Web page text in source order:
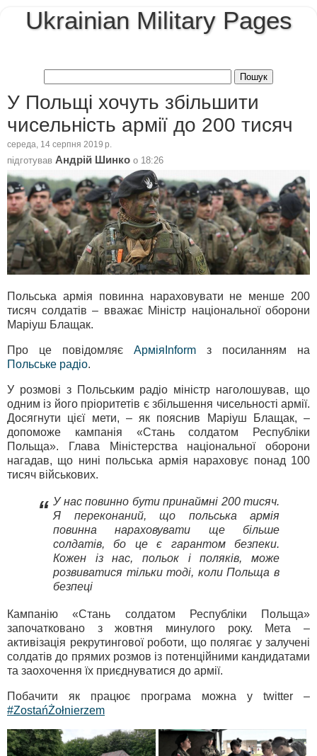
Ukrainian Military Pages
У Польщі хочуть збільшити
чисельність армії до 200 тисяч
середа, 14 серпня 2019 р.
підготував Андрій Шинко о 18:26
Польська армія повинна нараховувати не менше 200
тисяч солдатів – вважає Міністр національної оборони
Маріуш Блащак.
Про це повідомляє АрміяInform з посиланням на
Польське радіо.
У розмові з Польським радіо міністр наголошував, що
одним із його пріоритетів є збільшення чисельності армії.
Досягнути цієї мети, – як пояснив Маріуш Блащак, –
допоможе кампанія «Стань солдатом Республіки
Польща». Глава Міністерства національної оборони
нагадав, що нині польська армія нараховує понад 100
тисяч військових.
“ У нас повинно бути принаймні 200 тисяч.
Я переконаний, що польська армія
повинна нараховувати ще більше
солдатів, бо це є гарантом безпеки.
Кожен із нас, польок і поляків, може
розвиватися тільки тоді, коли Польща в
безпеці
Кампанію «Стань солдатом Республіки Польща»
започатковано з жовтня минулого року. Мета –
активізація рекрутингової роботи, що полягає у залучені
солдатів до прямих розмов із потенційними кандидатами
та заохочення їх приєднуватися до армії.
Побачити як працює програма можна у twitter –
#ZostańŻołnierzem